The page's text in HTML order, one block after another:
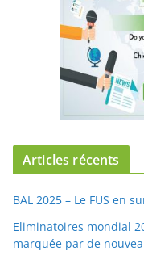
Articles récents
BAL 2025 – Le FUS en
Eliminatoires mondial
marquée par de